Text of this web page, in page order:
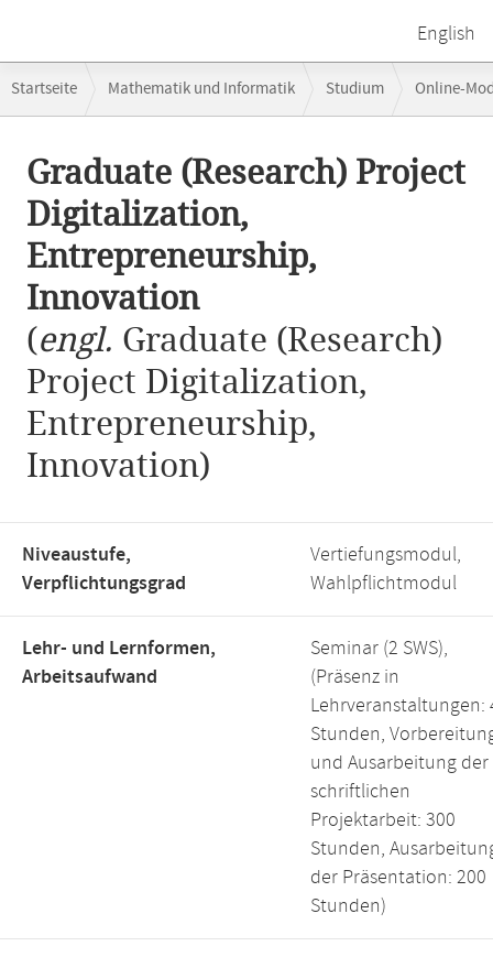
English
Navigation
Startseite Mathematik und Informatik Studium Online-
Graduate (Research) Project
Digitalization,
Entrepreneurship,
Innovation
(engl. Graduate (Research)
Project Digitalization,
Entrepreneurship,
Innovation)
Niveaustufe,
Verpflichtungsgrad
Vertiefungsmodul,
Wahlpflichtmodul
Lehr- und Lernformen,
Arbeitsaufwand
Seminar (2 SWS),
(Präsenz in
Lehrveranstaltungen:
Stunden,
und Ausarbeitung der
schriftlichen
Projektarbeit: 300
Stunden,
der Präsentation: 200
Stunden)